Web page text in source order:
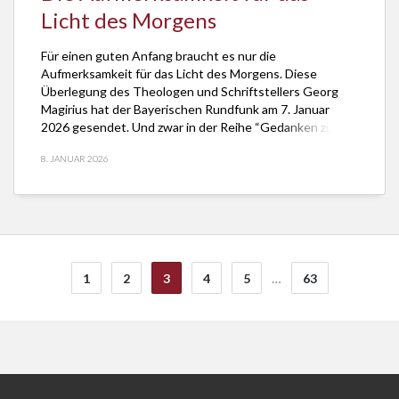
Licht des Morgens
Für einen guten Anfang braucht es nur die
Aufmerksamkeit für das Licht des Morgens. Diese
Überlegung des Theologen und Schriftstellers Georg
Magirius hat der Bayerischen Rundfunk am 7. Januar
2026 gesendet. Und zwar in der Reihe “Gedanken zum
noch nicht mal spurtstark sein. Einen guten […]
8. JANUAR 2026
1 2 3 4 5 … 63